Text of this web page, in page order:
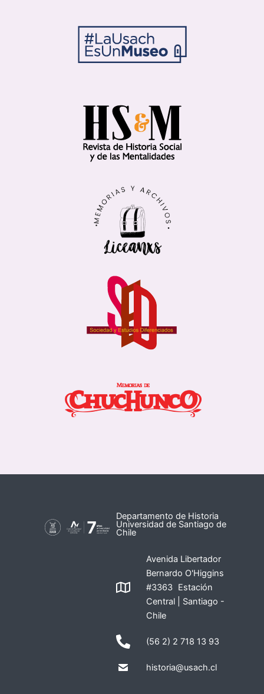
Departamento de Historia
Universidad de Santiago de
Chile
Avenida Libertador
Bernardo O'Higgins
#3363 Estación
Central | Santiago -
Chile
(56 2) 2 718 13 93
historia@usach.cl